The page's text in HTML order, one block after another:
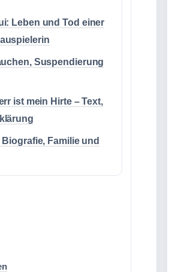
Leben und Tod einer
Suspendierung
ist mein Hirte – Text,
Familie und